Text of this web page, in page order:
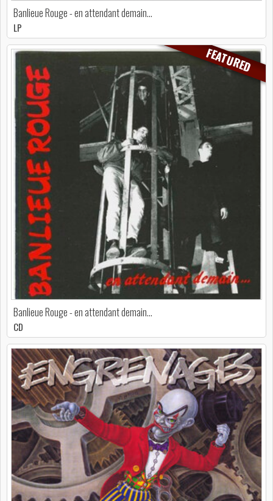
Banlieue Rouge - en attendant demain…
LP
FEATURED
Banlieue Rouge - en attendant demain…
CD